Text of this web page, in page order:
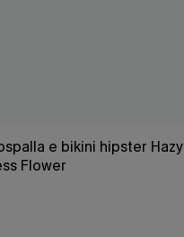
e bikini hipster Hazy
Flower